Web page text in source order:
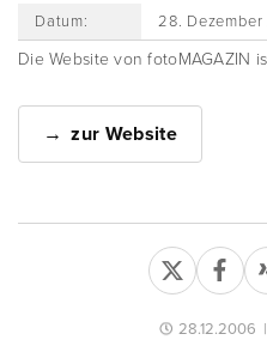
Datum: 28.
Die Website von fotoMAGAZIN
zur Website
28.12.2006 |